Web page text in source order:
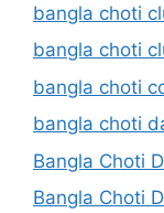
bangla choti
bangla choti
bangla choti
bangla choti
Bangla Choti
Bangla Choti